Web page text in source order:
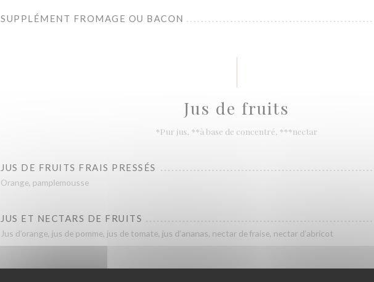
SUPPLÉMENT FROMAGE OU BACON
Jus de fruits
*Pur jus, **à base de concentré, ***nectar
JUS DE FRUITS FRAIS PRESSÉS
Orange, pamplemousse
JUS ET NECTARS DE FRUITS
Jus d’orange, jus de pomme, jus de tomate, jus d’ananas, nectar de fraise, nectar d’abricot